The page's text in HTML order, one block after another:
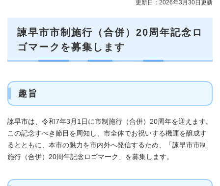
更新日：2026年3月30日更新
諫早市市制施行（合併）20周年記念ロ
ゴマークを募集します
趣旨
諫早市は、令和7年3月1日に市制施行（合併）20周年を迎えます。
この記念すべき節目を周知し、市全体でお祝いする機運を醸成す
るとともに、本市の魅力を市内外へ発信するため、「諫早市市制
施行（合併）20周年記念ロゴマーク」を募集します。​